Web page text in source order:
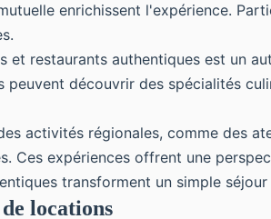
enrichissent l'expérience.
et restaurants authentiques est un
peuvent découvrir des spécialités
activités régionales, comme des
Ces expériences offrent une
transforment un simple
locations